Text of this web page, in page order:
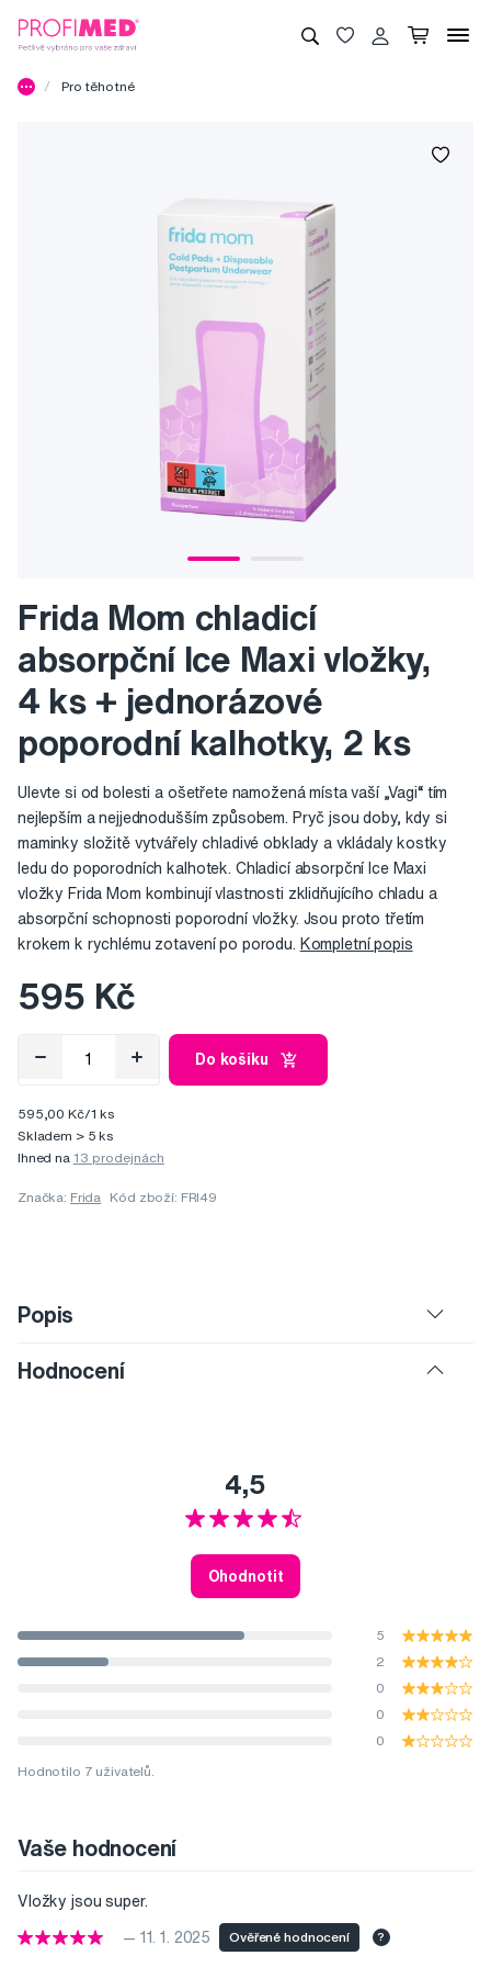
Pro těhotné
Frida Mom chladicí
absorpční Ice Maxi vložky,
4 ks + jednorázové
poporodní kalhotky, 2 ks
Ulevte si od bolesti a ošetřete namožená místa vaší „Vagi“ tím
nejlepším a nejjednodušším způsobem. Pryč jsou doby, kdy si
maminky složitě vytvářely chladivé obklady a vkládaly kostky
ledu do poporodních kalhotek. Chladicí absorpční Ice Maxi
vložky Frida Mom kombinují vlastnosti zklidňujícího chladu a
absorpční schopnosti poporodní vložky. Jsou proto třetím
krokem k rychlému zotavení po porodu. Kompletní popis
595 Kč
Do košíku
595,00 Kč/1 ks
Skladem > 5 ks
Ihned na 13 prodejnách
Značka: Frida Kód zboží: FRI49
Popis
Hodnocení
4,5
Ohodnotit
5
2
0
0
0
Hodnotilo 7 uživatelů.
Vaše hodnocení
Vložky jsou super.
— 11. 1. 2025 Ověřené hodnocení ?